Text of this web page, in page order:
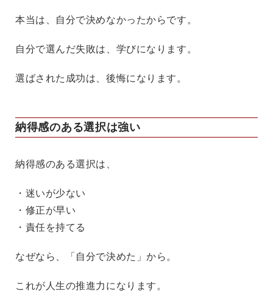
本当は、自分で決めなかったからです。
自分で選んだ失敗は、学びになります。
選ばされた成功は、後悔になります。
納得感のある選択は強い
納得感のある選択は、
・迷いが少ない
・修正が早い
・責任を持てる
なぜなら、「自分で決めた」から。
これが人生の推進力になります。